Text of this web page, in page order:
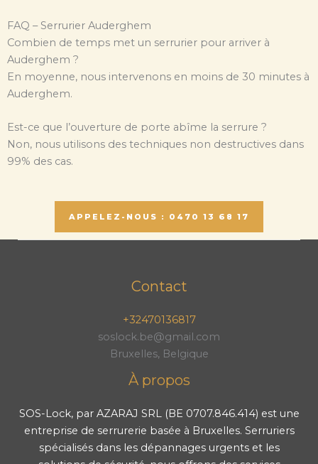
FAQ – Serrurier Auderghem
Combien de temps met un serrurier pour arriver à
Auderghem ?
En moyenne, nous intervenons en moins de 30 minutes à
Auderghem.
Est-ce que l’ouverture de porte abîme la serrure ?
Non, nous utilisons des techniques non destructives dans
99% des cas.
APPELEZ-NOUS : 0470 13 68 17
Contact
+32470136817
soslock.be@gmail.com
Bruxelles, Belgique
À propos
SOS-Lock, par AZARAJ SRL (BE 0707.846.414) est une
entreprise de serrurerie basée à Bruxelles. Serruriers
spécialisés dans les dépannages urgents et les